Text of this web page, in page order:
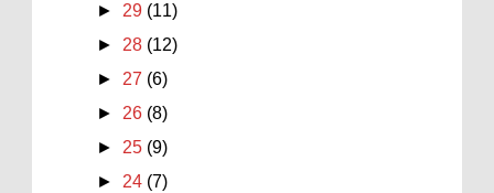
► 29 (11)
► 28 (12)
► 27 (6)
► 26 (8)
► 25 (9)
► 24 (7)